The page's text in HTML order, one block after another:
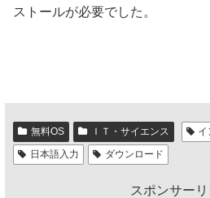
ストールが必要でした。
無料OS ＩＴ・サイエンス イ
日本語入力
ダウンロード
スポンサーリ